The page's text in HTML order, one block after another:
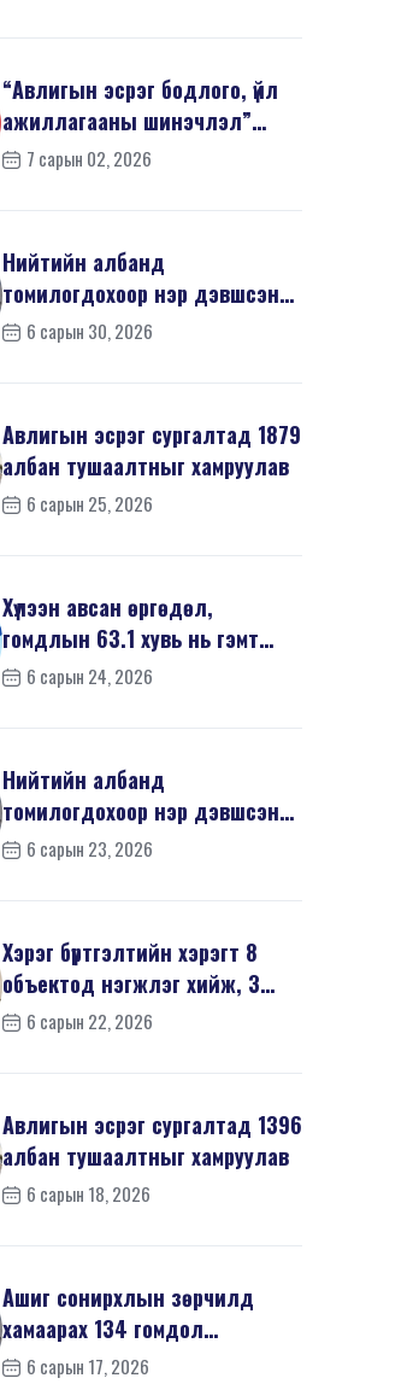
“Авлигын эсрэг бодлого, үйл
ажиллагааны шинэчлэл”
эрдэм шинжилгээний б...
7 сарын 02, 2026
Нийтийн албанд
томилогдохоор нэр дэвшсэн
668 иргэний урьдчилсан
6 сарын 30, 2026
Авлигын эсрэг сургалтад 1879
албан тушаалтныг хамруулав
6 сарын 25, 2026
Хүлээн авсан өргөдөл,
гомдлын 63.1 хувь нь гэмт
хэргийн шинжтэй байв
6 сарын 24, 2026
Нийтийн албанд
томилогдохоор нэр дэвшсэн
468 иргэний урьдчилсан
6 сарын 23, 2026
Хэрэг бүртгэлтийн хэрэгт 8
объектод нэгжлэг хийж, 3
хүнийг хойшлуулшг...
6 сарын 22, 2026
Авлигын эсрэг сургалтад 1396
албан тушаалтныг хамруулав
6 сарын 18, 2026
Ашиг сонирхлын зөрчилд
хамаарах 134 гомдол
мэдээллийг шалгав
6 сарын 17, 2026